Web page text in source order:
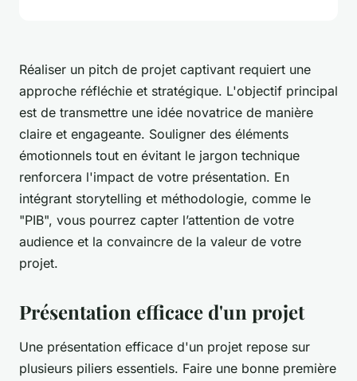
Réaliser un pitch de projet captivant requiert une
approche réfléchie et stratégique. L'objectif principal
est de transmettre une idée novatrice de manière
claire et engageante. Souligner des éléments
émotionnels tout en évitant le jargon technique
renforcera l'impact de votre présentation. En
intégrant storytelling et méthodologie, comme le
"PIB", vous pourrez capter l’attention de votre
audience et la convaincre de la valeur de votre
projet.
Présentation efficace d'un projet
Une présentation efficace d'un projet repose sur
plusieurs piliers essentiels. Faire une bonne première